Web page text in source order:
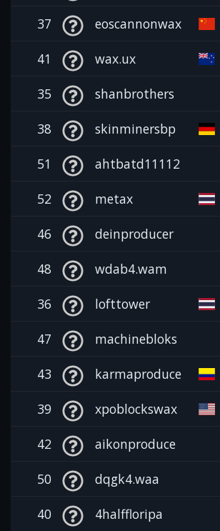
37 eoscannonwax
41 wax.ux
35 shanbrothers
38 skinminersbp
51 ahtbatd11112
52 metax
46 deinproducer
48 wdab4.wam
36 lofttower
47 machinebloks
43 karmaproduce
39 xpoblockswax
42 aikonproduce
50 dqgk4.waa
40 4halffloripa